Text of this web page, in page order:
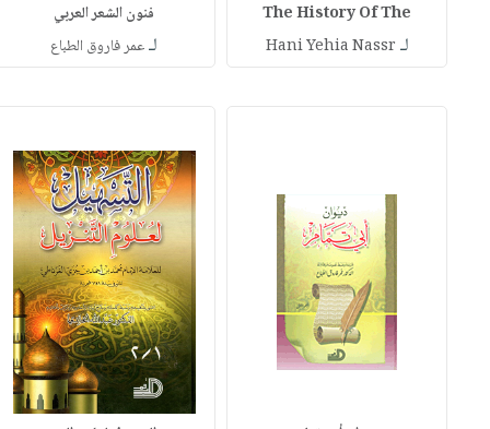
The History Of The
لـ Hani Yehia Nassr
فنون الشعر العربي
لـعمر فاروق الطباع